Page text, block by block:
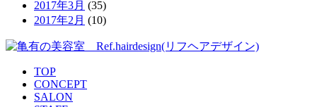
2017年3月 (35)
2017年2月 (10)
TOP
CONCEPT
SALON